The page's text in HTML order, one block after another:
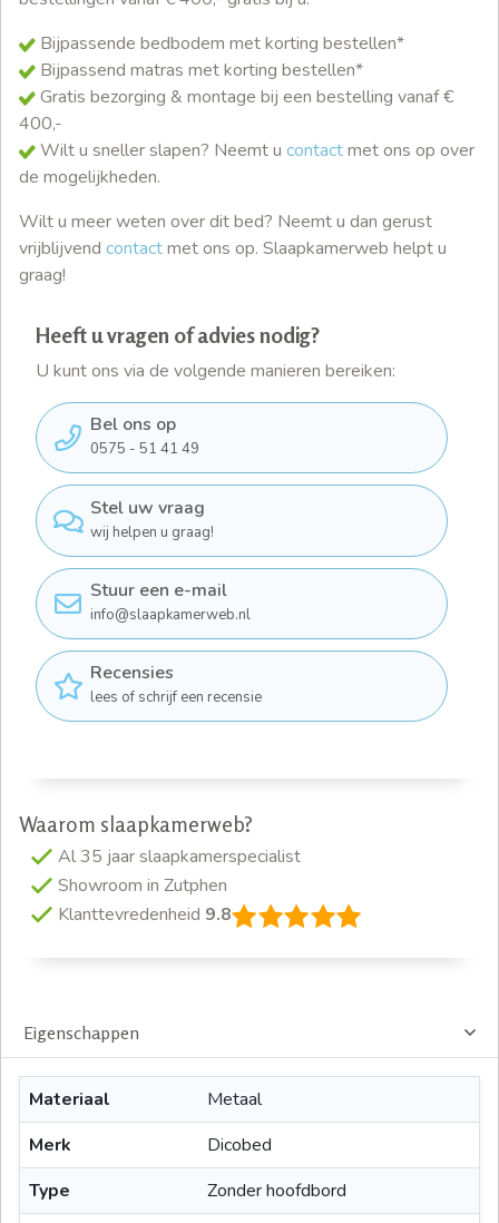
Bijpassende bedbodem met korting bestellen*
Bijpassend matras met korting bestellen*
Gratis bezorging & montage bij een bestelling vanaf €
400,-
Wilt u sneller slapen? Neemt u contactmet ons op over
de mogelijkheden.
Wilt u meer weten over dit bed? Neemt u dan gerust
vrijblijvend contactmet ons op. Slaapkamerweb helpt u
graag!
Heeft u vragen of advies nodig?
U kunt ons via de volgende manieren bereiken:
Bel ons op
0575 - 51 41 49
Stel uw vraag
wij helpen u graag!
Stuur een e-mail
info@slaapkamerweb.nl
Recensies
lees of schrijf een recensie
Waarom slaapkamerweb?
Al 35 jaar slaapkamerspecialist
Showroom in Zutphen
Klanttevredenheid 9.8
Eigenschappen
Materiaal
Metaal
Merk
Dicobed
Type
Zonder hoofdbord